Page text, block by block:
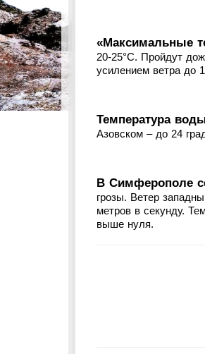
«Максимальные
20-25°С. Пройдут
усилением ветра до
Температура
Азовском – до 24
В Симферополе
грозы. Ветер
метров в секунду.
выше нуля.